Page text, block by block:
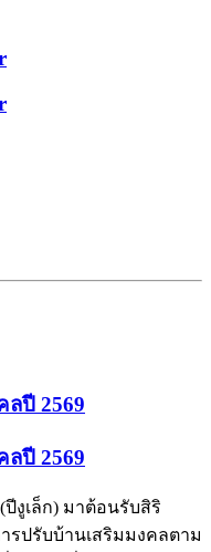
ลปี 2569
ลปี 2569
ปีงูเล็ก) มาต้อนรับสิริ
รปรับบ้านเสริมมงคลตาม